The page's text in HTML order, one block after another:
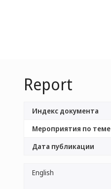
Report
Индекс документа
Мероприятия по теме
Дата публикации
English